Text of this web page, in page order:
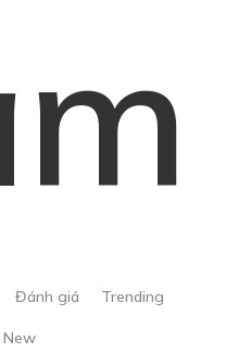
Đánh giá Trending
New